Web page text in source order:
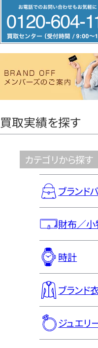
リ
ー
ヤ
買取実績を探す
カテゴリから探す
ブランド
財布／
時計
ブランド
ジュエリ